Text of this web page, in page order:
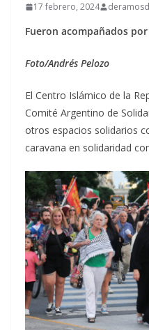
17 febrero, 2024
Fueron acompañados
Foto/Andrés Pelozo
El Centro Islámico de la
Comité Argentino de
otros espacios solidarios
caravana en solidaridad